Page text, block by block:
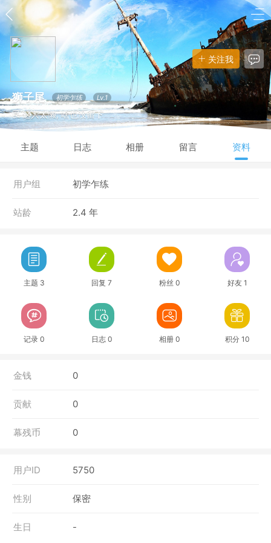
关注我
狮子尾 初学乍练 Lv.1
这人太懒, 啥也没留下
主题 日志 相册 留言 资料
用户组 初学乍练
站龄 2.4 年
主题 3 回复 7 粉丝 0 好友 1
记录 0 日志 0 相册 0 积分 10
金钱 0
贡献 0
幕残币 0
用户ID 5750
性别 保密
生日 -